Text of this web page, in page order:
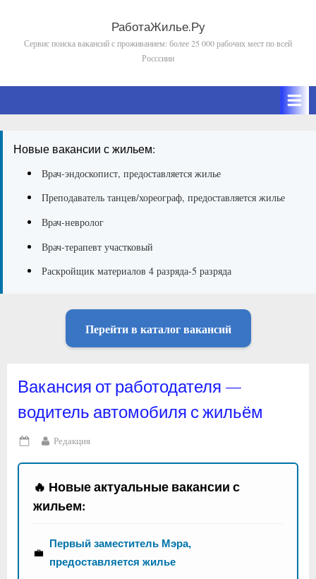
content
РаботаЖилье.Ру
Сервис поиска вакансий с проживанием: более 25 000 рабочих мест по всей
Росссиии
Новые вакансии с жильем:
Врач-эндоскопист, предоставляется жилье
Преподаватель танцев/хореограф, предоставляется жилье
Врач-невролог
Врач-терапевт участковый
Раскройщик материалов 4 разряда-5 разряда
Перейти в каталог вакансий
Вакансия от работодателя —
водитель автомобиля с жильём
Posted
on
By
Редакция
🔥 Новые актуальные вакансии с
жильем:
💼
Первый заместитель Мэра,
предоставляется жилье